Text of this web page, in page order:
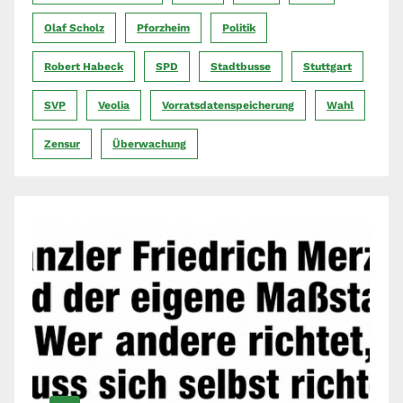
Olaf Scholz Pforzheim Politik
Robert Habeck SPD Stadtbusse Stuttgart
SVP Veolia Vorratsdatenspeicherung Wahl
Zensur Überwachung